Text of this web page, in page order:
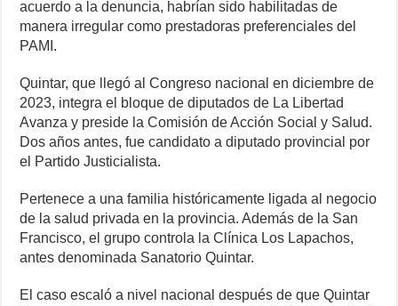
acuerdo a la denuncia, habrían sido habilitadas de
manera irregular como prestadoras preferenciales del
PAMI.
Quintar, que llegó al Congreso nacional en diciembre de
2023, integra el bloque de diputados de La Libertad
Avanza y preside la Comisión de Acción Social y Salud.
Dos años antes, fue candidato a diputado provincial por
el Partido Justicialista.
Pertenece a una familia históricamente ligada al negocio
de la salud privada en la provincia. Además de la San
Francisco, el grupo controla la Clínica Los Lapachos,
antes denominada Sanatorio Quintar.
El caso escaló a nivel nacional después de que Quintar